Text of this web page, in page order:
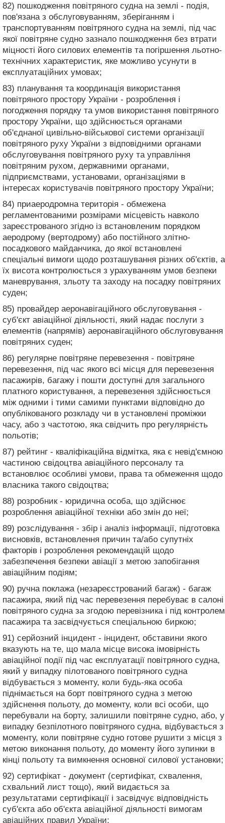
82) пошкодження повітряного судна на землі - подія,
пов'язана з обслуговуванням, зберіганням і
транспортуванням повітряного судна на землі, під час
якої повітряне судно зазнало пошкодження без втрати
міцності його силових елементів та погіршення льотно-
технічних характеристик, яке можливо усунути в
експлуатаційних умовах;
83) планування та координація використання
повітряного простору України - розроблення і
погодження порядку та умов використання повітряного
простору України, що здійснюється органами
об'єднаної цивільно-військової системи організації
повітряного руху України з відповідними органами
обслуговування повітряного руху та управління
повітряним рухом, державними органами,
підприємствами, установами, організаціями в
інтересах користувачів повітряного простору України;
84) приаеродромна територія - обмежена
регламентованими розмірами місцевість навколо
зареєстрованого згідно із встановленим порядком
аеродрому (вертодрому) або постійного злітно-
посадкового майданчика, до якої встановлені
спеціальні вимоги щодо розташування різних об'єктів, а
їх висота контролюється з урахуванням умов безпеки
маневрування, зльоту та заходу на посадку повітряних
суден;
85) провайдер аеронавігаційного обслуговування -
суб'єкт авіаційної діяльності, який надає послуги з
елементів (напрямів) аеронавігаційного обслуговування
повітряних суден;
86) регулярне повітряне перевезення - повітряне
перевезення, під час якого всі місця для перевезення
пасажирів, багажу і пошти доступні для загального
платного користування, а перевезення здійснюється
між одними і тими самими пунктами відповідно до
опублікованого розкладу чи в установлені проміжки
часу, або з частотою, яка свідчить про регулярність
польотів;
87) рейтинг - кваліфікаційна відмітка, яка є невід'ємною
частиною свідоцтва авіаційного персоналу та
встановлює особливі умови, права та обмеження щодо
власника такого свідоцтва;
88) розробник - юридична особа, що здійснює
розроблення авіаційної техніки або змін до неї;
89) розслідування - збір і аналіз інформації, підготовка
висновків, встановлення причин та/або супутніх
факторів і розроблення рекомендацій щодо
забезпечення безпеки авіації з метою запобігання
авіаційним подіям;
90) ручна поклажа (незареєстрований багаж) - багаж
пасажира, який під час перевезення перебуває в салоні
повітряного судна за згодою перевізника і під контролем
пасажира та засвідчується спеціальною биркою;
91) серйозний інцидент - інцидент, обставини якого
вказують на те, що мала місце висока імовірність
авіаційної події під час експлуатації повітряного судна,
який у випадку пілотованого повітряного судна
відбувається з моменту, коли будь-яка особа
піднімається на борт повітряного судна з метою
здійснення польоту, до моменту, коли всі особи, що
перебували на борту, залишили повітряне судно, або, у
випадку безпілотного повітряного судна, відбувається з
моменту, коли повітряне судно готове рушити з місця з
метою виконання польоту, до моменту його зупинки в
кінці польоту та вимкнення основної силової установки;
92) сертифікат - документ (сертифікат, схвалення,
схвальний лист тощо), який видається за
результатами сертифікації і засвідчує відповідність
суб'єкта або об'єкта авіаційної діяльності вимогам
авіаційних правил України;